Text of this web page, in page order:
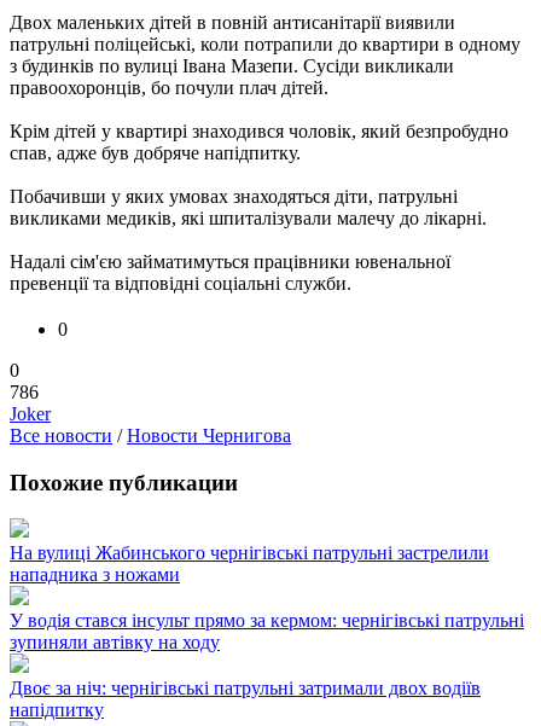
Двох маленьких дітей в повній антисанітарії виявили
патрульні поліцейські, коли потрапили до квартири в одному
з будинків по вулиці Івана Мазепи. Сусіди викликали
правоохоронців, бо почули плач дітей.
Крім дітей у квартирі знаходився чоловік, який безпробудно
спав, адже був добряче напідпитку.
Побачивши у яких умовах знаходяться діти, патрульні
викликами медиків, які шпиталізували малечу до лікарні.
Надалі сім'єю займатимуться працівники ювенальної
превенції та відповідні соціальні служби.
0
0
786
Joker
Все новости /Новости Чернигова
Похожие публикации
На вулиці Жабинського чернігівські патрульні застрелили
нападника з ножами
У водія стався інсульт прямо за кермом: чернігівські патрульні
зупиняли автівку на ходу
Двоє за ніч: чернігівські патрульні затримали двох водіїв
напідпитку